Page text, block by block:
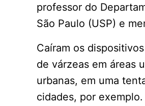
professor do
São Paulo (USP) e
Caíram os
de várzeas em áreas
urbanas, em uma
cidades, por